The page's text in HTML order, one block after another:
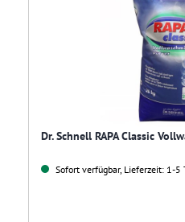
Dr. Schnell RAPA Classic
Sofort verfügbar, Lieferzeit: 1-5